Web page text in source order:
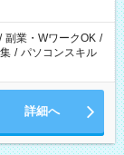
/ 副業・WワークOK /
/ パソコンスキル
詳細へ